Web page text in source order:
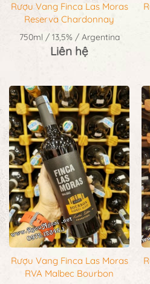
Rượu Vang Finca Las Moras
Reserva Chardonnay
750ml / 13,5% / Argentina
Liên hệ
Rượu Vang Finca Las Moras
RVA Malbec Bourbon